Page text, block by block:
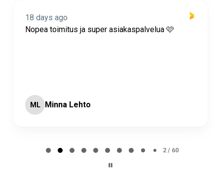
18 days ago
Nopea toimitus ja super asiakaspalvelua 🩷
ML Minna Lehto
2 / 60